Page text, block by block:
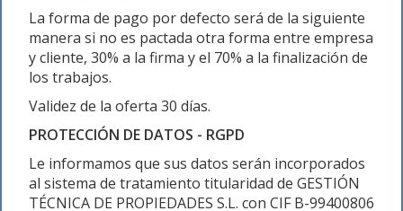
La forma de pago por defecto será de la siguiente
manera si no es pactada otra forma entre empresa
y cliente, 30% a la firma y el 70% a la finalización de
los trabajos.
Validez de la oferta 30 días.
PROTECCIÓN DE DATOS - RGPD
Le informamos que sus datos serán incorporados
al sistema de tratamiento titularidad de GESTIÓN
TÉCNICA DE PROPIEDADES S.L. con CIF B-99400806